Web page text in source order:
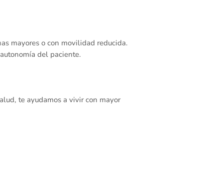
mayores o con movilidad reducida.
del paciente.
te ayudamos a vivir con mayor